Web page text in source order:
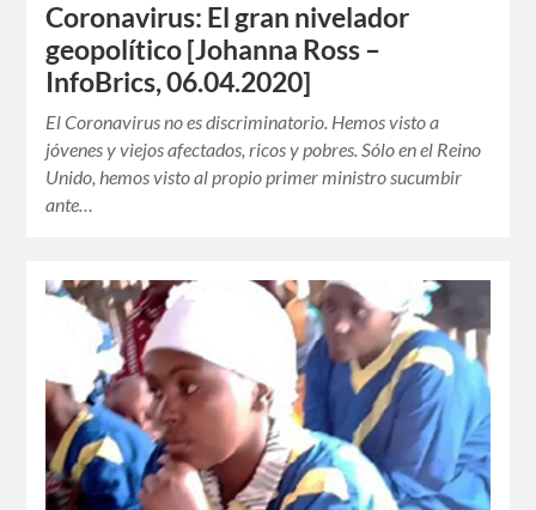
Coronavirus: El gran nivelador
geopolítico [Johanna Ross –
InfoBrics, 06.04.2020]
El Coronavirus no es discriminatorio. Hemos visto a
jóvenes y viejos afectados, ricos y pobres. Sólo en el Reino
Unido, hemos visto al propio primer ministro sucumbir
ante…